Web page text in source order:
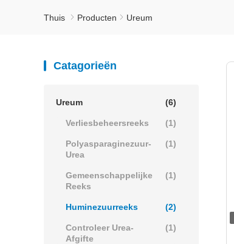
Thuis Producten Ureum
Catagorieën
Ureum (6)
Verliesbeheersreeks (1)
Polyasparaginezuur-
Urea
(1)
Gemeenschappelijke
Reeks
(1)
Huminezuurreeks (2)
Controleer Urea-
Afgifte
(1)